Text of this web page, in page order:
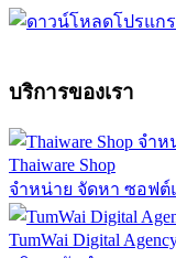
บริการของเรา
Thaiware Shop
จำหน่าย จัดหา ซอฟ
TumWai Digital